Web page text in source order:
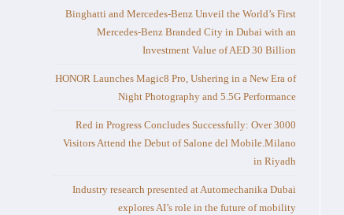
Binghatti and Mercedes-Benz Unveil the World’s First
Mercedes-Benz Branded City in Dubai with an
Investment Value of AED 30 Billion
HONOR Launches Magic8 Pro, Ushering in a New Era of
Night Photography and 5.5G Performance
Red in Progress Concludes Successfully: Over 3000
Visitors Attend the Debut of Salone del Mobile.Milano
in Riyadh
Industry research presented at Automechanika Dubai
explores AI’s role in the future of mobility